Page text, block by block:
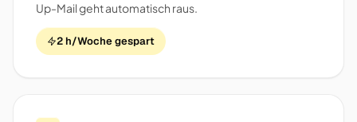
Up-Mail geht automatisch raus.
2 h/Woche gespart